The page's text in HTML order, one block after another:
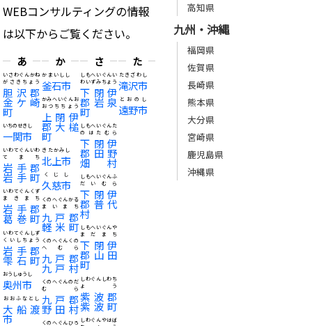
WEBコンサルティングの情報
は以下からご覧ください。
あ
胆沢郡
金ケ崎
町
いさわぐんかね
がさきちょう
一関市
いちのせきし
岩手郡
岩手町
いわてぐんいわ
てまち
岩手郡
葛巻町
いわてぐんくず
まきまち
岩手郡
雫石町
いわてぐんしず
くいしちょう
奥州市
おうしゅうし
大船渡
市
おおふなとし
か
釜石市
かまいしし
上閉伊
郡大槌
町
かみへいぐんお
おつちちょう
北上市
きたかみし
久慈市
くじし
九戸郡
軽米町
くのへぐんかる
まいまち
九戸郡
九戸村
くのへぐんくの
へむら
九戸郡
野田村
くのへぐんのだ
むら
くのへぐんひろ
さ
下閉伊
郡岩泉
町
しもへいぐんい
わいずみちょう
下閉伊
郡田野
畑村
しもへいぐんた
のはたむら
下閉伊
郡普代
村
しもへいぐんふ
だいむら
下閉伊
郡山田
町
しもへいぐんや
まだまち
紫波郡
紫波町
しわぐんしわち
ょう
しわぐんやはば
た
滝沢市
たきざわし
遠野市
とおのし
高知県
九州・沖縄
福岡県
佐賀県
長崎県
熊本県
大分県
宮崎県
鹿児島県
沖縄県